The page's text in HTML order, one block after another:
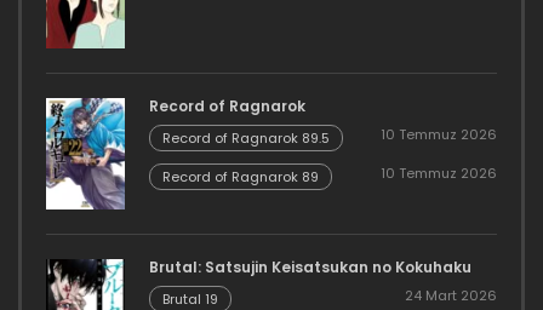
Record of Ragnarok
Record of Ragnarok 89.5 10 Temmuz 2026
Record of Ragnarok 89 10 Temmuz 2026
Brutal: Satsujin Keisatsukan no Kokuhaku
Brutal 19 24 Mart 2026